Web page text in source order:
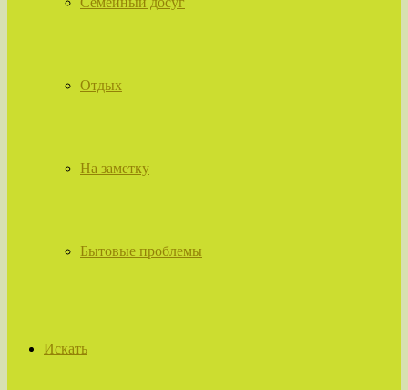
Отдых
На заметку
Бытовые проблемы
Искать